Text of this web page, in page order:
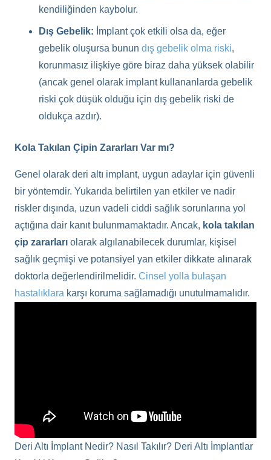
kendiliğinden kaybolur.
Dış Gebelik: İmplant çok etkili olsa da, eğer
gebelik oluşursa bunun dış gebelik olma riski,
korunmasız ilişkiye göre biraz daha yüksek olabilir
(ancak genel olarak implant kullananlarda gebelik
riski çok düşük olduğu için dış gebelik riski de
oldukça azdır).
Kola Takılan Çipin Zararları Var mı?
Genel olarak deri altı implant, uygun adaylar için güvenli
bir yöntemdir. Yukarıda belirtilen yan etkiler ve nadir
riskler dışında, uzun vadeli ciddi sağlık sorunlarına yol
açtığına dair kanıt bulunmamaktadır. Ancak, kola takılan
çip zararları olarak algılanabilecek durumlar, kişisel
sağlık geçmişi ve potansiyel yan etkiler dikkate alınarak
doktorla değerlendirilmelidir. Cinsel yolla bulaşan
hastalıklara karşı koruma sağlamadığı unutulmamalıdır.
Deri Altı İmplant Nedir? Nasıl Takılır? Deri Altı İmplantlar